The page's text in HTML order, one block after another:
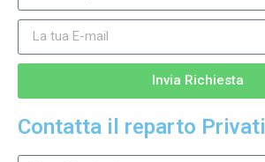
Invia Richiesta
Contatta il reparto Privati